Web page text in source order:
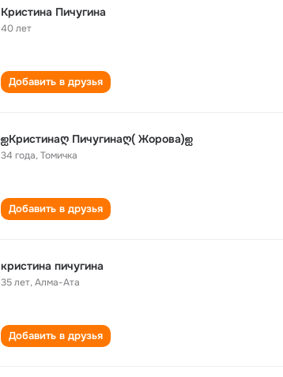
Кристина Пичугина
40 лет
Добавить в друзья
ஐКристинаღ Пичугинаღ( Жорова)ஐ
34 года,Томичка
Добавить в друзья
кристина пичугина
35 лет,Алма-Ата
Добавить в друзья